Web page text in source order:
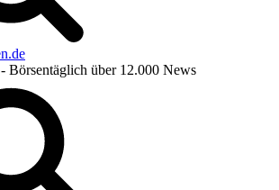
- Börsentäglich über 12.000 News